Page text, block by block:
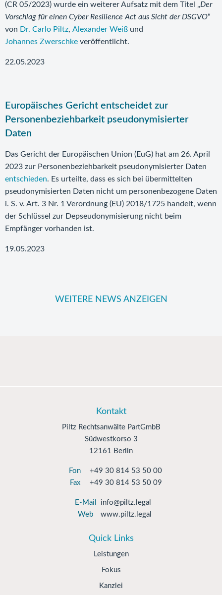
(CR 05/2023) wurde ein weiterer Aufsatz mit dem Titel „Der
Vorschlag für einen Cyber Resilience Act aus Sicht der DSGVO“
von Dr. Carlo Piltz, Alexander Weiß und
Johannes Zwerschke veröffentlicht.
22.05.2023
Europäisches Gericht entscheidet zur
Personenbeziehbarkeit pseudonymisierter
Daten
Das Gericht der Europäischen Union (EuG) hat am 26. April
2023 zur Personenbeziehbarkeit pseudonymisierter Daten
entschieden. Es urteilte, dass es sich bei übermittelten
pseudonymisierten Daten nicht um personenbezogene Daten
i. S. v. Art. 3 Nr. 1 Verordnung (EU) 2018/1725 handelt, wenn
der Schlüssel zur Depseudonymisierung nicht beim
Empfänger vorhanden ist.
19.05.2023
WEITERE NEWS ANZEIGEN
Kontakt
Piltz Rechtsanwälte PartGmbB
Südwestkorso 3
12161 Berlin
Fon
+49 30 814 53 50 00
Fax
+49 30 814 53 50 09
E-Mail
info@piltz.legal
Web
www.piltz.legal
Quick Links
Leistungen
Fokus
Kanzlei